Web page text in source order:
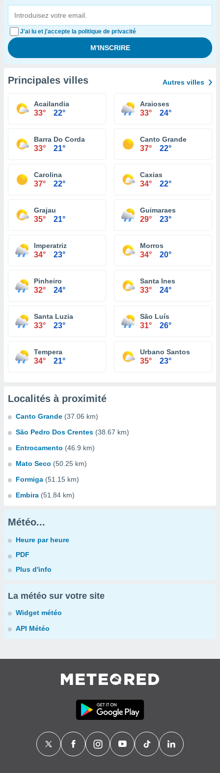
J'ai lu et j'accepte la politique de privacité
Principales villes Autres villes
Acailandia
33° 22°
Araioses
33° 24°
Barra Do Corda
33° 21°
Canto Grande
37° 22°
Carolina
37° 22°
Caxias
34° 22°
Grajau
35° 21°
Guimaraes
29° 23°
Imperatriz
34° 23°
Morros
34° 20°
Pinheiro
32° 24°
Santa Ines
33° 24°
Santa Luzia
33° 23°
São Luís
31° 26°
Tempera
34° 21°
Urbano Santos
35° 23°
Localités à proximité
Canto Grande (37.06 km)
São Pedro Dos Crentes (38.67 km)
Entrocamento (46.9 km)
Mato Seco (50.25 km)
Formiga (51.15 km)
Embira (51.84 km)
Météo...
Heure par heure
PDF
Plus d'info
La météo sur votre site
Widget météo
API Météo